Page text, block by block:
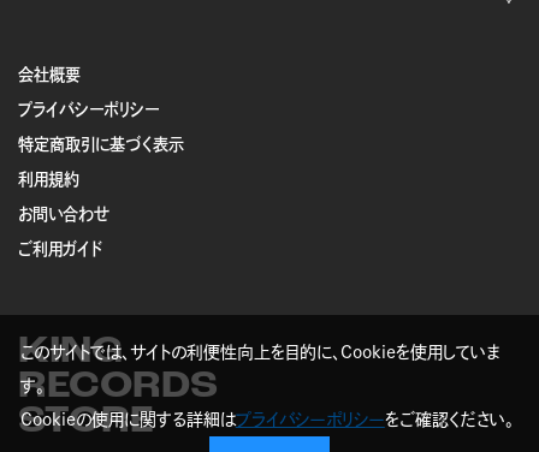
会社概要
プライバシーポリシー
特定商取引に基づく表示
利用規約
お問い合わせ
ご利用ガイド
KING
RECORDS
STORE
このサイトでは、サイトの利便性向上を目的に、Cookieを使用していま
す。
Cookieの使用に関する詳細はプライバシーポリシーをご確認ください。